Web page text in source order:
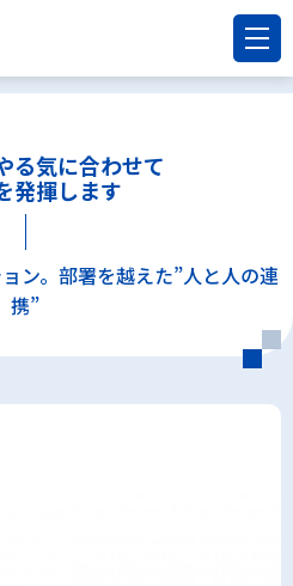
る気に合わせて
発揮します
ン。部署を越えた”人と人の連
携”